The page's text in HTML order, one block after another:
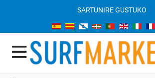
SARTUNIRE GUSTUKO